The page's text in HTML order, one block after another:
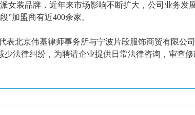
女装品牌，近年来市场影响不断扩大，公司业务发
”加盟商有近400余家。
表北京伟基律师事务所与宁波片段服饰商贸有限公
少法律纠纷，为聘请企业提供日常法律咨询，审查